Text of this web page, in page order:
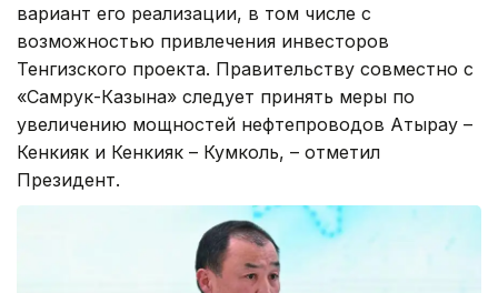
вариант его реализации, в том числе с
возможностью привлечения инвесторов
Тенгизского проекта. Правительству совместно с
«Самрук-Казына» следует принять меры по
увеличению мощностей нефтепроводов Атырау –
Кенкияк и Кенкияк – Кумколь, – отметил
Президент.